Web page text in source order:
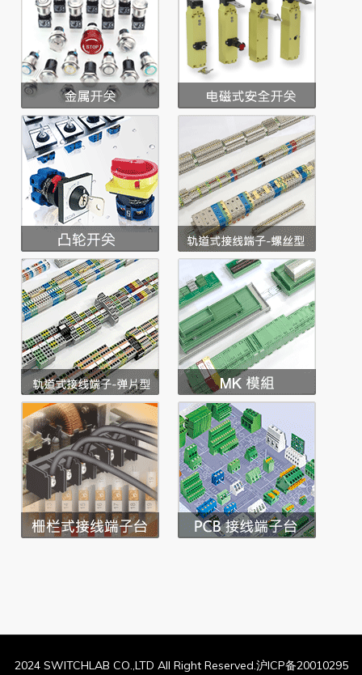
2024 SWITCHLAB CO.,LTD All Right Reserved.沪ICP备20010295